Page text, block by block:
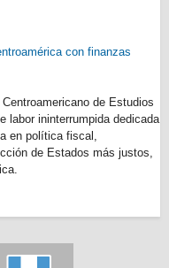
con finanzas
de Estudios
labor ininterrumpida dedicada
en política fiscal,
de Estados más justos,